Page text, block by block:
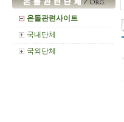
온돌관련사이트
국내단체
국외단체